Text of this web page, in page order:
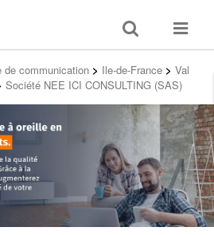
Toggle
search
Toggle
de communication > Ile-de-France > Val
Société NEE ICI CONSULTING (SAS)